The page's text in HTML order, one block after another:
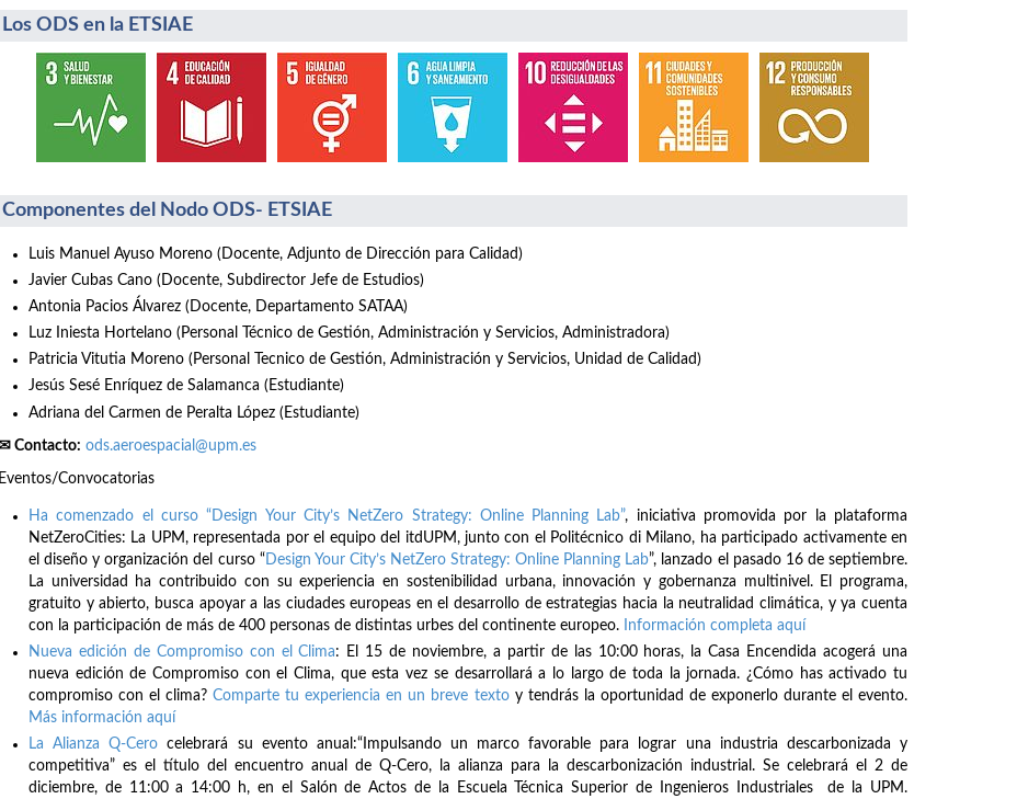
Los ODS en la ETSIAE
Componentes del Nodo ODS- ETSIAE
Luis Manuel Ayuso Moreno (Docente, Adjunto de Dirección para Calidad)
Javier Cubas Cano (Docente, Subdirector Jefe de Estudios)
Antonia Pacios Álvarez (Docente, Departamento SATAA)
Luz Iniesta Hortelano (Personal Técnico de Gestión, Administración y Servicios, Administradora)
Patricia Vitutia Moreno (Personal Tecnico de Gestión, Administración y Servicios, Unidad de Calidad)
Jesús Sesé Enríquez de Salamanca (Estudiante)
Adriana del Carmen de Peralta López (Estudiante)
✉ Contacto: ods.aeroespacial@upm.es
Eventos/Convocatorias
Ha comenzado el curso “Design Your City’s NetZero Strategy: Online Planning Lab”, iniciativa promovida por la plataforma
NetZeroCities: La UPM, representada por el equipo del itdUPM, junto con el Politécnico di Milano, ha participado activamente en
el diseño y organización del curso “Design Your City’s NetZero Strategy: Online Planning Lab”, lanzado el pasado 16 de septiembre.
La universidad ha contribuido con su experiencia en sostenibilidad urbana, innovación y gobernanza multinivel. El programa,
gratuito y abierto, busca apoyar a las ciudades europeas en el desarrollo de estrategias hacia la neutralidad climática, y ya cuenta
con la participación de más de 400 personas de distintas urbes del continente europeo.
Información completa aquí
Nueva edición de Compromiso con el Clima: El 15 de noviembre, a partir de las 10:00 horas, la Casa Encendida acogerá una
nueva edición de Compromiso con el Clima, que esta vez se desarrollará a lo largo de toda la jornada. ¿Cómo has activado tu
compromiso con el clima?Comparte tu experiencia en un breve textoy tendrás la oportunidad de exponerlo durante el evento.
Más información aquí
La Alianza Q-Cero celebrará su evento anual:“Impulsando un marco favorable para lograr una industria descarbonizada y
competitiva” es el título del encuentro anual de Q-Cero, la alianza para la descarbonización industrial. Se celebrará el 2 de
diciembre, de 11:00 a 14:00 h, en el Salón de Actos de la Escuela Técnica Superior de Ingenieros Industriales de la UPM.